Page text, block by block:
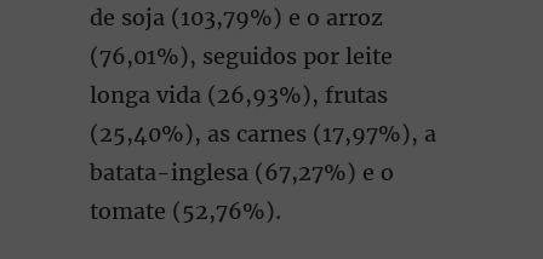
de soja (103,79%) e o arroz
(76,01%), seguidos por leite
longa vida (26,93%), frutas
(25,40%), as carnes (17,97%), a
batata-inglesa (67,27%) e o
tomate (52,76%).